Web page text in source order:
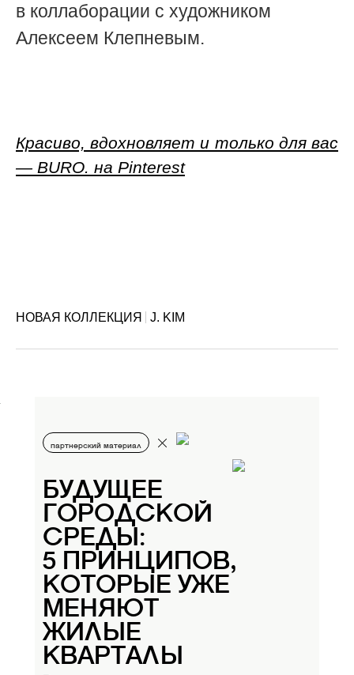
в коллаборации с художником
Алексеем Клепневым.
Красиво, вдохновляет и только для вас
— BURO. на Pinterest
НОВАЯ КОЛЛЕКЦИЯ J. KIM
партнерский материал
БУДУЩЕЕ
ГОРОДСКОЙ
СРЕДЫ:
5 ПРИНЦИПОВ,
КОТОРЫЕ УЖЕ
МЕНЯЮТ
ЖИЛЫЕ
КВАРТАЛЫ